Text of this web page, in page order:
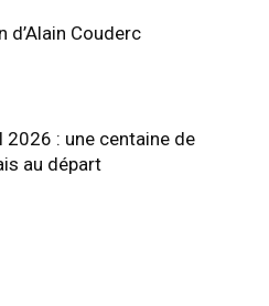
d’Alain Couderc
2026 : une centaine de
au départ